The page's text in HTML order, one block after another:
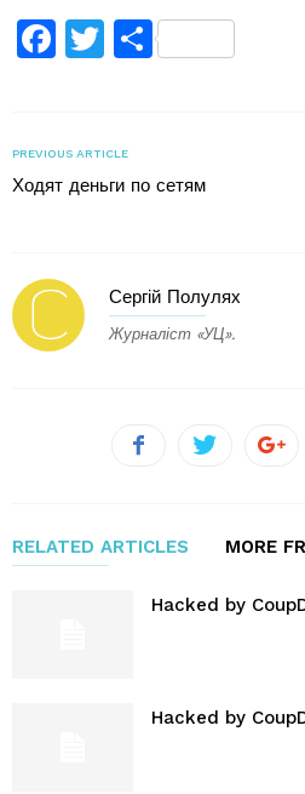
Facebook
Twitter
PREVIOUS ARTICLE
Ходят деньги по сетям
Сергій Полулях
Журналіст «УЦ».
RELATED ARTICLES MORE
Hacked by
Hacked by